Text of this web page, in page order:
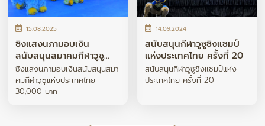
15.08.2025
ซิงแสงนภามอบเงิน
สนับสนุนสมาคมกีฬาวูซู
แห่งประเทศไทย 30,000
บาท
ซิงแสงนภามอบเงินสนับสนุนสมา
คมกีฬาวูซูแห่งประเทศไทย
30,000 บาท
14.09.2024
สนับสนุนกีฬาวูซูชิงแชมป์
แห่งประเทศไทย ครั้งที่ 20
สนับสนุนกีฬาวูซูชิงแชมป์แห่ง
ประเทศไทย ครั้งที่ 20